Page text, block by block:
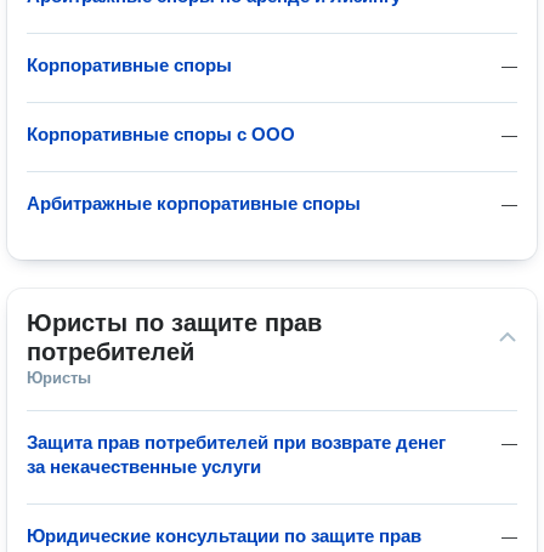
—
Корпоративные споры
—
Корпоративные споры с ООО
—
Арбитражные корпоративные споры
Юристы по защите прав
потребителей
Юристы
—
Защита прав потребителей при возврате денег
за некачественные услуги
—
Юридические консультации по защите прав